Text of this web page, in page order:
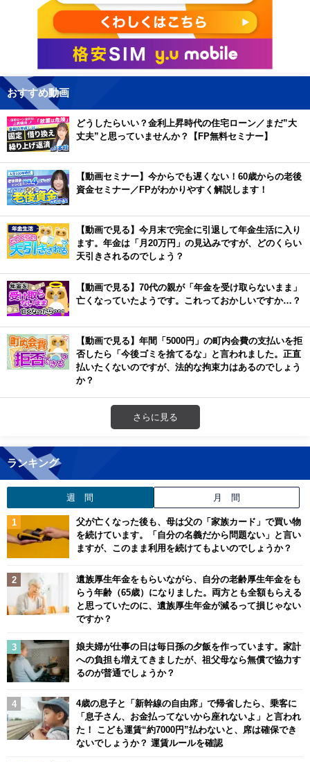
おすすめ動画
どうしたらいい？金利上昇時代の住宅ローン／まだ”大
丈夫”と思っていませんか？【FP無料セミナー】
【動画セミナー】今からでも遅くない！60歳からの老後
資金セミナー／FPがわかりやすく解説します！
【動画で見る】今月末で完全に引退して年金生活に入り
ます。年金は「月20万円」の見込みですが、どのくらい
天引きされるのでしょう？
【動画で見る】70代の親が「年金を受け取らないまま」
亡くなっていたようです。これっておかしいですか…？
【動画で見る】年間「5000円」の町内会費の支払いを拒
否したら「今後ゴミを捨てるな」と言われました。正直
払いたくないのですが、法的な拘束力はあるのでしょう
か？
さらに見る
ランキング
週 間 月 間
父が亡くなった後も、母は父の「家族カード」で買い物
を続けています。「自分の名義だから問題ない」と言い
ますが、このまま利用を続けてもよいのでしょうか？
遺族厚生年金をもらいながら、自分の老齢厚生年金をも
らう年齢（65歳）になりました。両方とも全額もらえる
と思っていたのに、遺族厚生年金が減るって損じゃない
ですか？
娘夫婦が仕事の日は毎日孫の夕飯を作っています。家計
への負担も増えてきましたが、祖父母なら無償で協力す
るのが普通でしょうか？
4歳の息子と「新幹線の自由席」で帰省したら、乗客に
「息子さん、お金払ってないから座れないよ」と言われ
た！ こども運賃“約7000円”払わないと、席は確保でき
ないでしょうか？ 運賃ルールを確認